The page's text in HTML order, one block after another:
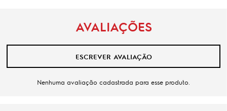
AVALIAÇÕES
ESCREVER AVALIAÇÃO
Nenhuma avaliação cadastrada para esse produto.